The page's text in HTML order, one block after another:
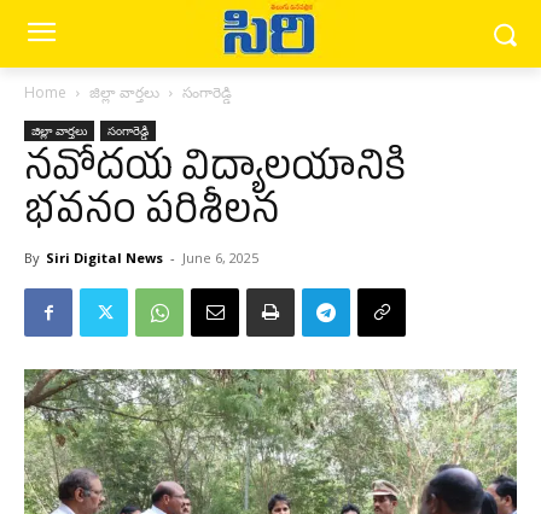
Home జిల్లా వార్త‌లు సంగారెడ్డి
జిల్లా వార్త‌లు సంగారెడ్డి
నవోదయ విద్యాలయానికి
భవనం పరిశీలన
By Siri Digital News - June 6, 2025